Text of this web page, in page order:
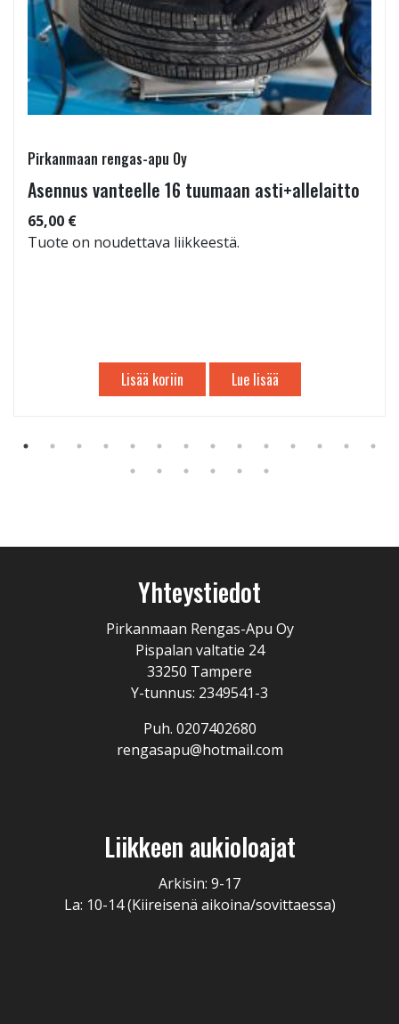
Pirkanmaan rengas-apu Oy
Asennus vanteelle 16 tuumaan asti+allelaitto
65,00 €
Tuote on noudettava liikkeestä.
Lisää koriin Lue lisää
Yhteystiedot
Pirkanmaan Rengas-Apu Oy
Pispalan valtatie 24
33250 Tampere
Y-tunnus: 2349541-3
Puh. 0207402680
rengasapu@hotmail.com
Liikkeen aukioloajat
Arkisin: 9-17
La: 10-14 (Kiireisenä aikoina/sovittaessa)